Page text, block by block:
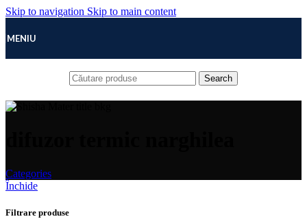
Skip to navigation Skip to main content
MENIU
Search
Categories
Închide
Filtrare produse